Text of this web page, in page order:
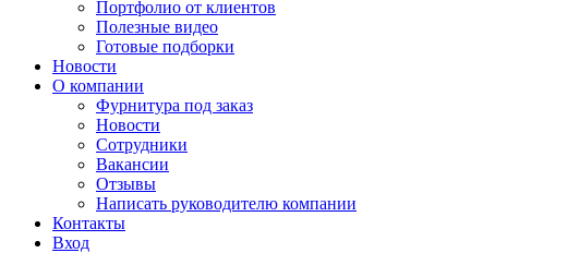
Портфолио от клиентов
Полезные видео
Готовые подборки
Новости
О компании
Фурнитура под заказ
Новости
Сотрудники
Вакансии
Отзывы
Написать руководителю компании
Контакты
Вход